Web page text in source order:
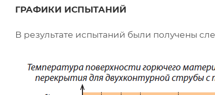
ГРАФИКИ ИСПЫТАНИЙ
В результате испытаний были получены